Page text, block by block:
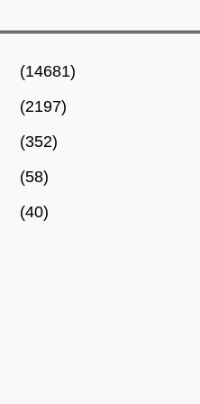
(14681)
(2197)
(352)
(58)
(40)